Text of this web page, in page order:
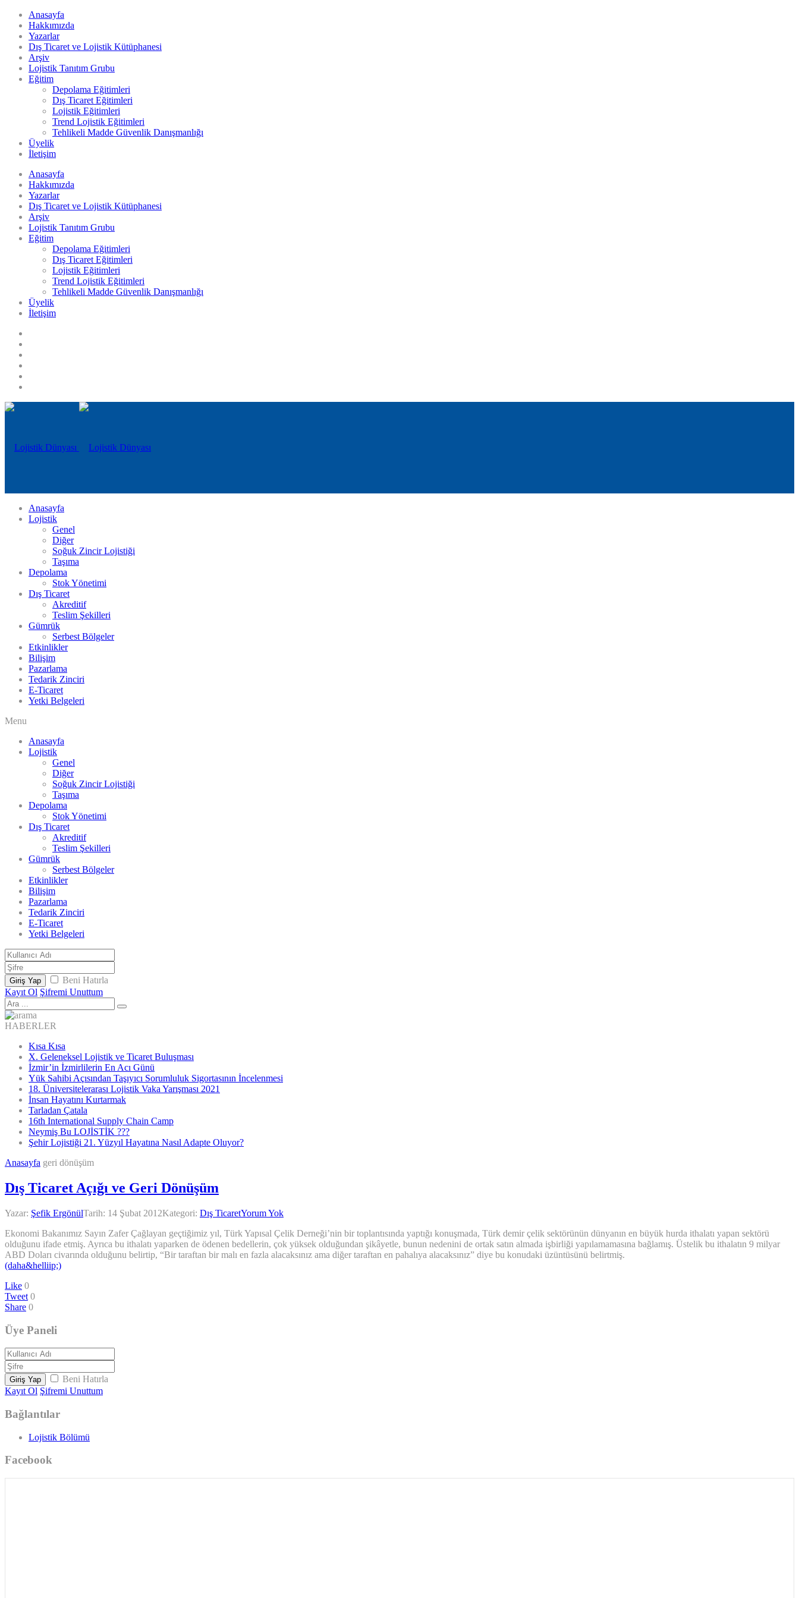
Anasayfa
Hakkımızda
Yazarlar
Dış Ticaret ve Lojistik Kütüphanesi
Arşiv
Lojistik Tanıtım Grubu
Eğitim
Depolama Eğitimleri
Dış Ticaret Eğitimleri
Lojistik Eğitimleri
Trend Lojistik Eğitimleri
Tehlikeli Madde Güvenlik Danışmanlığı
Üyelik
İletişim
Anasayfa
Hakkımızda
Yazarlar
Dış Ticaret ve Lojistik Kütüphanesi
Arşiv
Lojistik Tanıtım Grubu
Eğitim
Depolama Eğitimleri
Dış Ticaret Eğitimleri
Lojistik Eğitimleri
Trend Lojistik Eğitimleri
Tehlikeli Madde Güvenlik Danışmanlığı
Üyelik
İletişim
Anasayfa
Lojistik
Genel
Diğer
Soğuk Zincir Lojistiği
Taşıma
Depolama
Stok Yönetimi
Dış Ticaret
Akreditif
Teslim Şekilleri
Gümrük
Serbest Bölgeler
Etkinlikler
Bilişim
Pazarlama
Tedarik Zinciri
E-Ticaret
Yetki Belgeleri
Menu
Anasayfa
Lojistik
Genel
Diğer
Soğuk Zincir Lojistiği
Taşıma
Depolama
Stok Yönetimi
Dış Ticaret
Akreditif
Teslim Şekilleri
Gümrük
Serbest Bölgeler
Etkinlikler
Bilişim
Pazarlama
Tedarik Zinciri
E-Ticaret
Yetki Belgeleri
Giriş Yap
Beni Hatırla
Kayıt Ol Şifremi Unuttum
HABERLER
Kısa Kısa
X. Geleneksel Lojistik ve Ticaret Buluşması
İzmir’in İzmirlilerin En Acı Günü
Yük Sahibi Açısından Taşıyıcı Sorumluluk Sigortasının İncelenmesi
18. Üniversitelerarası Lojistik Vaka Yarışması 2021
İnsan Hayatını Kurtarmak
Tarladan Çatala
16th International Supply Chain Camp
Neymiş Bu LOJİSTİK ???
Şehir Lojistiği 21. Yüzyıl Hayatına Nasıl Adapte Oluyor?
Anasayfa geri dönüşüm
Dış Ticaret Açığı ve Geri Dönüşüm
Yazar: Şefik ErgönülTarih: 14 Şubat 2012Kategori: Dış TicaretYorum Yok
Ekonomi Bakanımız Sayın Zafer Çağlayan geçtiğimiz yıl, Türk Yapısal Çelik Derneği’nin bir toplantısında yaptığı konuşmada, Türk demir çelik sektörünün dünyanın en büyük hurda ithalatı yapan sektörü
olduğunu ifade etmiş. Ayrıca bu ithalatı yaparken de ödenen bedellerin, çok yüksek olduğundan şikâyetle, bunun nedenini de ortak satın almada işbirliği yapılamamasına bağlamış. Üstelik bu ithalatın 9 milyar
ABD Doları civarında olduğunu belirtip, “Bir taraftan bir malı en fazla alacaksınız ama diğer taraftan en pahalıya alacaksınız” diye bu konudaki üzüntüsünü belirtmiş.
(daha&helliip;)
Like 0
Tweet 0
Share 0
Üye Paneli
Giriş Yap
Beni Hatırla
Kayıt Ol Şifremi Unuttum
Bağlantılar
Lojistik Bölümü
Facebook